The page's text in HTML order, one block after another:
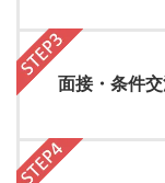
面接・条件